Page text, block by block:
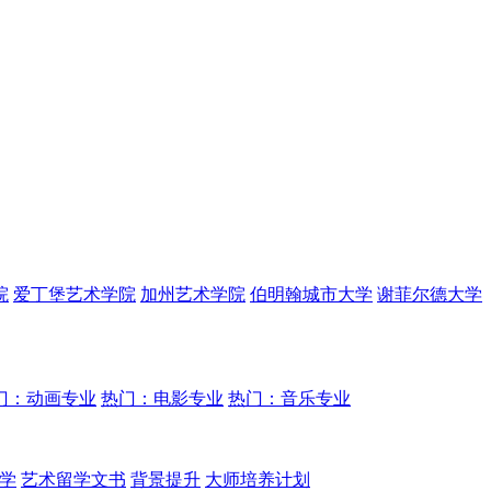
爱丁堡艺术学院 加州艺术学院 伯明翰城市大学 谢菲尔德大学
：动画专业 热门：电影专业 热门：音乐专业
艺术留学文书 背景提升 大师培养计划